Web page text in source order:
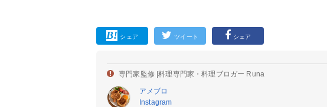
シェア ツイート シェア
専門家監修 |料理専門家・料理ブロガー Runa
アメブロ
Instagram